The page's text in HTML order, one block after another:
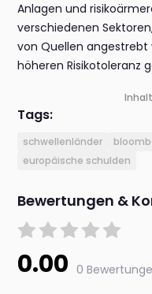
Anlagen und
verschiedenen
von Quellen
höheren Risikotoleranz
Tags:
schwellenländer
europäische schulden
Bewertungen &
0.00 0